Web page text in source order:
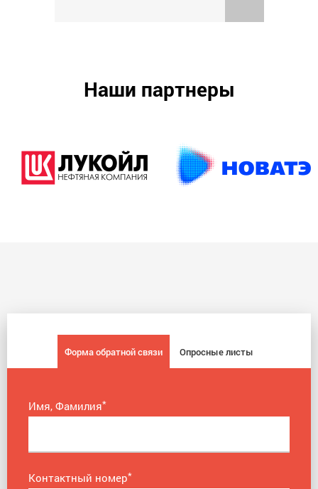
Наши партнеры
Форма обратной связи Опросные листы
Имя, Фамилия*
Контактный номер*